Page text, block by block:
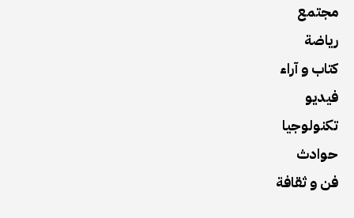
مجتمع
رياضة
كتاب و آراء
فيديو
تكنولوجيا
حوادث
فن و ثقافة